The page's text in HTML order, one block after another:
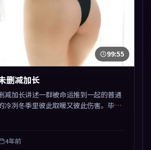
99:55
删减加长
加长讲述一群被命运推到一起的普通
冷冽冬季里彼此取暖又彼此伤害。毕赣
探讨信任与背叛，映后讨论度颇高。片
，关于“选择”的主题余音绕梁。
4年前